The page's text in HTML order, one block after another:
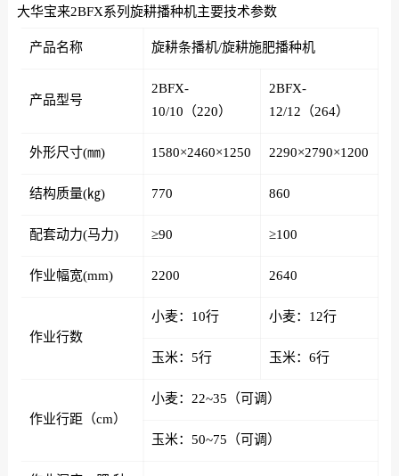
大华宝来2BFX系列旋耕播种机主要技术参数
产品名称 旋耕条播机/旋耕施肥播种机
产品型号
2BFX-
10/10（220）
2BFX-
12/12（264）
外形尺寸(㎜) 1580×2460×1250 2290×2790×1200
结构质量(㎏) 770 860
配套动力(马力) ≥90 ≥100
作业幅宽(mm) 2200 2640
作业行数
小麦：10行 小麦：12行
玉米：5行 玉米：6行
作业行距（cm）
小麦：22~35（可调）
玉米：50~75（可调）